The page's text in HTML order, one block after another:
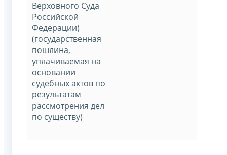
Верховного Суда
Российской
Федерации)
(государственная
пошлина,
уплачиваемая на
основании
судебных актов по
результатам
рассмотрения дел
по существу)